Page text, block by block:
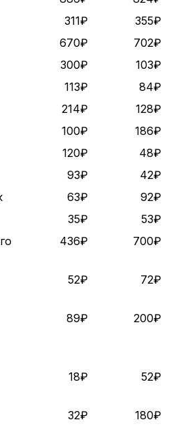
311₽
355₽
670₽
702₽
300₽
103₽
113₽
84₽
214₽
128₽
100₽
186₽
120₽
48₽
93₽
42₽
63₽
92₽
35₽
53₽
436₽ 700₽
52₽ 72₽
89₽ 200₽
18₽ 52₽
32₽ 180₽